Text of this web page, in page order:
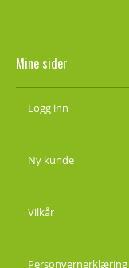
Mine sider
Logg inn
Ny kunde
Vilkår
Personvernerklæring